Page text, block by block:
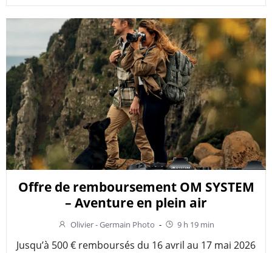
Offre de remboursement OM SYSTEM
– Aventure en plein air
Olivier - Germain Photo - 9 h 19 min
Jusqu’à 500 € remboursés du 16 avril au 17 mai 2026